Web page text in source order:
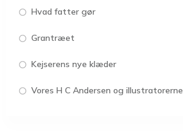
Hvad fatter gør
Grantræet
Kejserens nye klæder
Vores H C Andersen og illustratorerne